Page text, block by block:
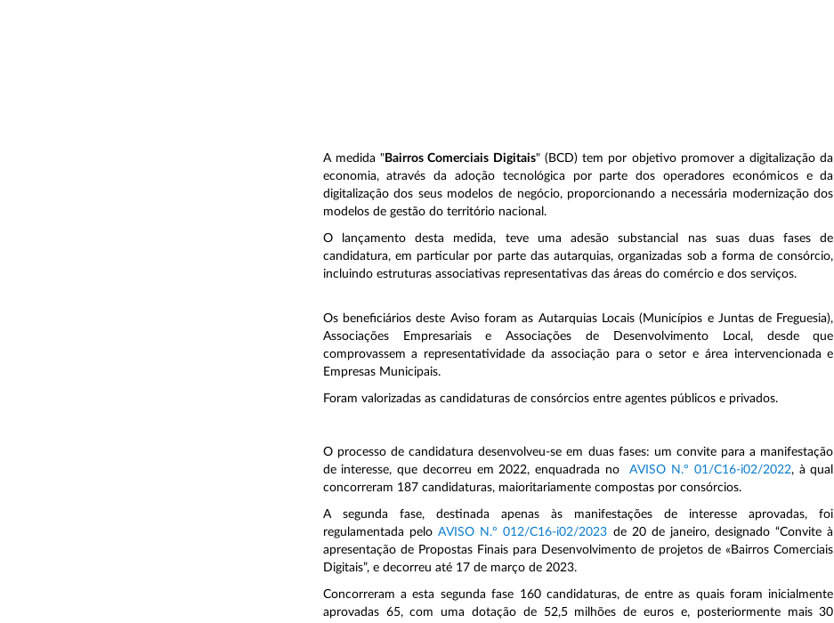
A medida " Bairros Comerciais Digitais" (BCD) tem por objetivo promover a digitalização da
economia, através da adoção tecnológica por parte dos operadores económicos e da
digitalização dos seus modelos de negócio, proporcionando a necessária modernização dos
modelos de gestão do território nacional.
O lançamento desta medida, teve uma adesão substancial nas suas duas fases de
candidatura, em particular por parte das autarquias, organizadas sob a forma de consórcio,
incluindo estruturas associativas representativas das áreas do comércio e dos serviços.
Os beneficiários deste Aviso foram as Autarquias Locais (Municípios e Juntas de Freguesia),
Associações Empresariais e Associações de Desenvolvimento Local, desde que
comprovassem a representatividade da associação para o setor e área intervencionada e
Empresas Municipais.
Foram valorizadas as candidaturas de consórcios entre agentes públicos e privados.
O processo de candidatura desenvolveu-se em duas fases: um convite para a manifestação
de interesse, que decorreu em 2022, enquadrada noAVISO N.º 01/C16-i02/2022, à qual
concorreram 187 candidaturas, maioritariamente compostas por consórcios.
A segunda fase, destinada apenas às manifestações de interesse aprovadas, foi
regulamentada peloAVISO N.º 012/C16-i02/2023 de 20 de janeiro, designado “Convite à
apresentação de Propostas Finais para Desenvolvimento de projetos de «Bairros Comerciais
Digitais”, e decorreu até 17 de março de 2023.
Concorreram a esta segunda fase 160 candidaturas, de entre as quais foram inicialmente
aprovadas 65, com uma dotação de 52,5 milhões de euros e, posteriormente mais 30